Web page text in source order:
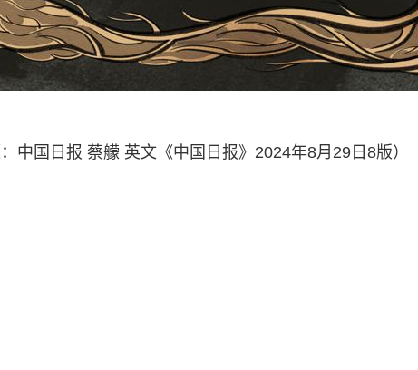
中国日报 蔡艨 英文《中国日报》2024年8月29日8版）